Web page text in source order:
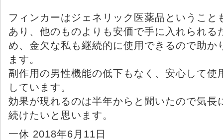
フィンカーはジェネリック医薬品ということ
あり、他のものよりも安価で手に入れられる
め、金欠な私も継続的に使用できるので助か
ます。
副作用の男性機能の低下もなく、安心して使
しています。
効果が現れるのは半年からと聞いたので気長
続けたいと思います。
一休 2018年6月11日